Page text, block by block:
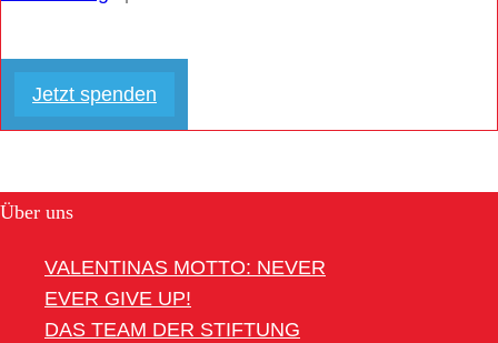
Jetzt spenden
Über uns
VALENTINAS MOTTO: NEVER
EVER GIVE UP!
DAS TEAM DER STIFTUNG